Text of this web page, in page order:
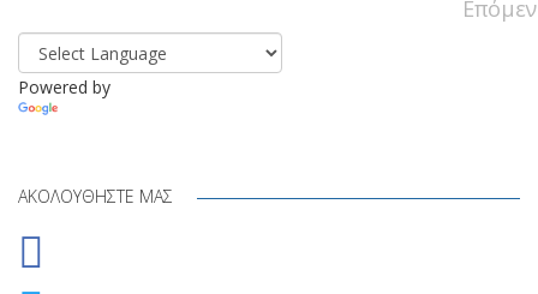
Powered by
ΑΚΟΛΟΥΘΉΣΤΕ ΜΑΣ